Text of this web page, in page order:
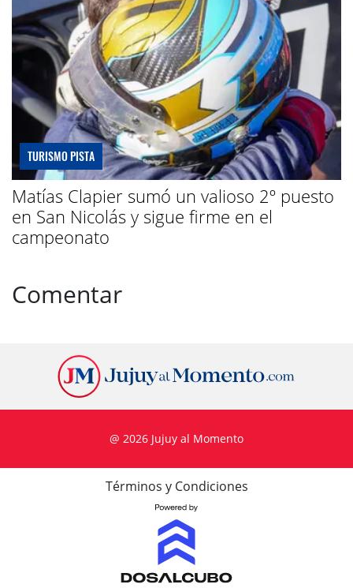
TURISMO PISTA
Matías Clapier sumó un valioso 2º puesto
en San Nicolás y sigue firme en el
campeonato
Comentar
@ 2026 Jujuy al Momento
Términos y Condiciones